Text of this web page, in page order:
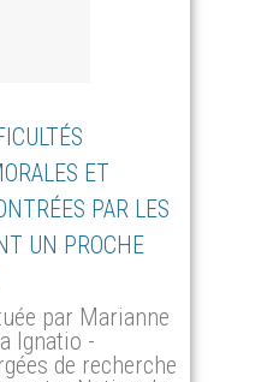
ET
PAR LES
UN PROCHE
par Marianne
Ignatio -
de recherche